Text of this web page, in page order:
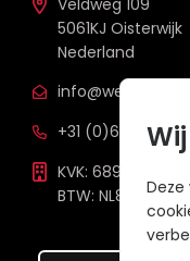
5061KJ Oisterwijk
Nederland
info@welzh.nl
+31 (0)6 26 51 83
KVK: 68977387
BTW: